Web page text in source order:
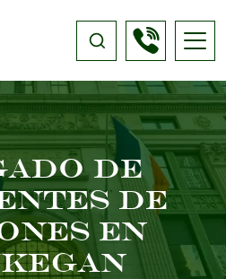
De
De
En